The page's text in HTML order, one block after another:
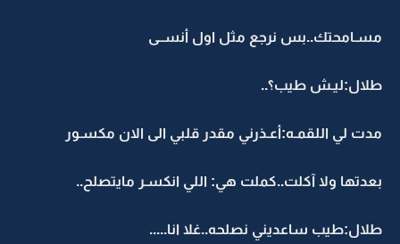
مسـامحتك..بس نرجع مثل اول أنســى
طلال:ليـش طيب؟..
مدت لي اللقمـه:أعـذرني مقدر قلبي الى الان مكسـور
بعدتها ولا آكلت..كملت هي: اللي انكسـر مايتصلح..
طلال:طيب ساعديني نصلحه..غلا انا.....